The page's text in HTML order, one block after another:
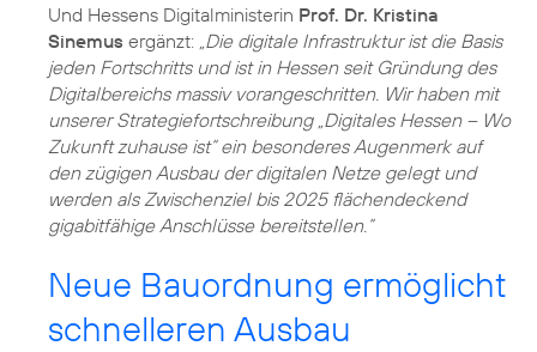
Und Hessens Digitalministerin Prof. Dr. Kristina
Sinemus ergänzt: „Die digitale Infrastruktur ist die Basis
jeden Fortschritts und ist in Hessen seit Gründung des
Digitalbereichs massiv vorangeschritten. Wir haben mit
unserer Strategiefortschreibung „Digitales Hessen – Wo
Zukunft zuhause ist“ ein besonderes Augenmerk auf
den zügigen Ausbau der digitalen Netze gelegt und
werden als Zwischenziel bis 2025 flächendeckend
gigabitfähige Anschlüsse bereitstellen.“
Neue Bauordnung ermöglicht
schnelleren Ausbau